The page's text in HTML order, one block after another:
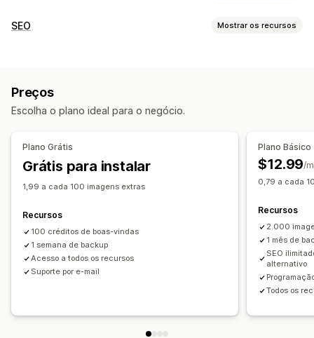
Otimização de imagens
Edição em massa
Compactação
SEO Mostrar os recursos
Redimensionamento de imagens
Nomenclatura de arquivos
Edição em massa
Otimização de imagens
Otimização de velocidade Automações
Monitoramento de desempenho
Pontuação de SEO
Análise de velocidade Acompanhamento
Preços
Escolha o plano ideal para o negócio.
Plano Grátis
Grátis para instalar
1,99 a cada 100 imagens extras
Recursos
100 créditos de boas-vindas
1 semana de backup
Acesso a todos os recursos
Suporte por e-mail
Plano Básico
$12.99/
0,79 a cada
Recursos
2.000
1 mês de
SEO
alternativo
Todos os